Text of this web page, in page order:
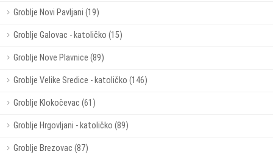
Groblje Novi Pavljani (19)
Groblje Galovac - katoličko (15)
Groblje Nove Plavnice (89)
Groblje Velike Sredice - katoličko (146)
Groblje Klokočevac (61)
Groblje Hrgovljani - katoličko (89)
Groblje Brezovac (87)